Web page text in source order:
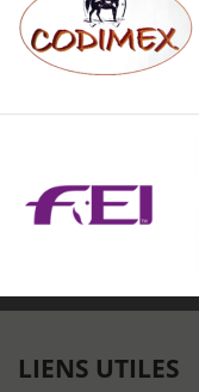
LIENS UTILES